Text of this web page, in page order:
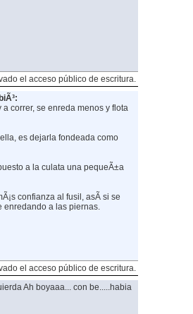
el acceso público de escritura.
correr, se enreda menos y flota
es dejarla fondeada como
a la culata una pequeÃ±a
confianza al fusil, asÃ­ si se
enredando a las piernas.
el acceso público de escritura.
Ah boyaaa... con be.....habia